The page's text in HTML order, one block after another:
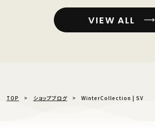
VIEW ALL
TOP ショップブログ WinterCollection | SV